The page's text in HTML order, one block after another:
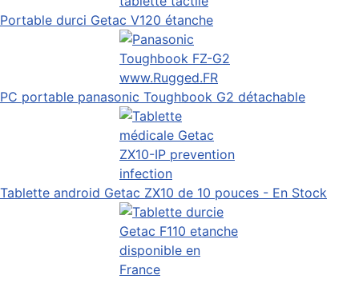
Portable durci Getac V120 étanche
PC portable panasonic Toughbook G2 détachable
Tablette android Getac ZX10 de 10 pouces - En Stock